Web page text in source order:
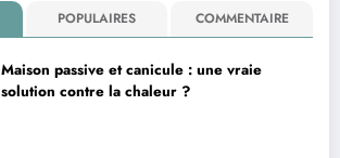
POPULAIRES COMMENTAIRE
Maison passive et canicule : une vraie
solution contre la chaleur ?